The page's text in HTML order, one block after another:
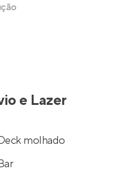
e Lazer
molhado